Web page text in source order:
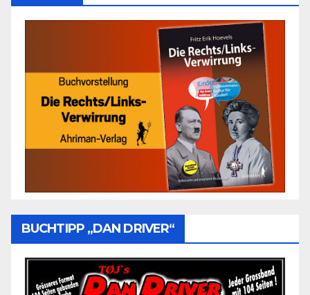
BUCHTIPP „DAN DRIVER“